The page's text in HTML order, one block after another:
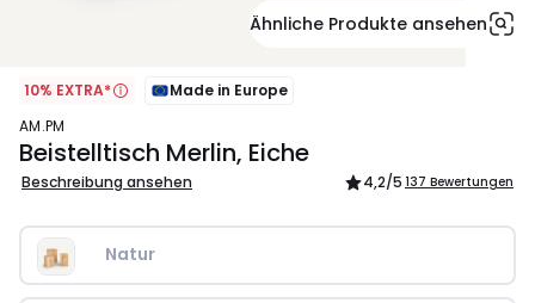
Ähnliche Produkte ansehen
10% EXTRA*
Made in Europe
AM.PM
Beistelltisch Merlin, Eiche
Beschreibung ansehen 4,2/5 137 Bewertungen
Natur